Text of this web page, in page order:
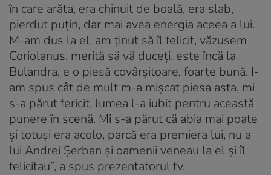
în care arăta, era chinuit de boală, era slab,
pierdut puțin, dar mai avea energia aceea a lui.
M-am dus la el, am ținut să îl felicit, văzusem
Coriolanus, merită să vă duceți, este încă la
Bulandra, e o piesă covârșitoare, foarte bună. I-
am spus cât de mult m-a mișcat piesa asta, mi
s-a părut fericit, lumea l-a iubit pentru această
punere în scenă. Mi s-a părut că abia mai poate
și totuși era acolo, parcă era premiera lui, nu a
lui Andrei Șerban și oamenii veneau la el și îl
felicitau”, a spus prezentatorul tv.